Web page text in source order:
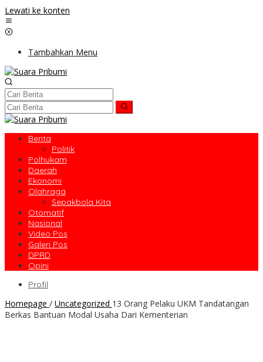
Lewati ke konten
Tambahkan Menu
Berita
Politik
Polhukam
Daerah
Ekonomi
Olahraga
Sepakbola Kita
Otomatif
Nasional
Video Pos
Galeri Pos
DPRD
Opini
Profil
Homepage / Uncategorized 13 Orang Pelaku UKM Tandatangan
Berkas Bantuan Modal Usaha Dari Kementerian